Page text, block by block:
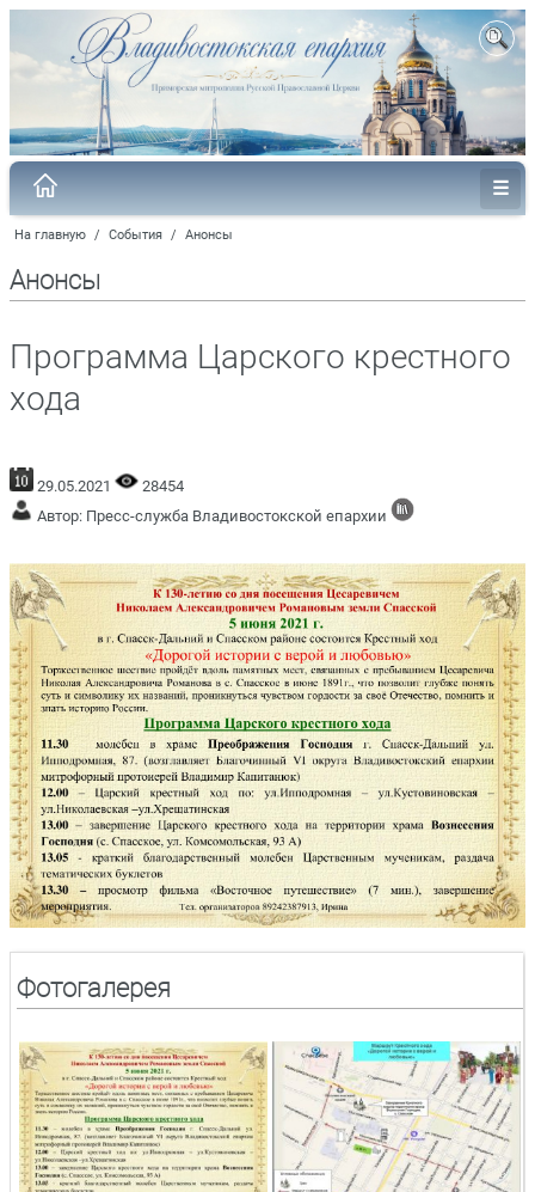
На главную / События / Анонсы
Анонсы
Программа Царского крестного
хода
29.05.2021
28454
Автор: Пресс-служба Владивостокской епархии
Фотогалерея